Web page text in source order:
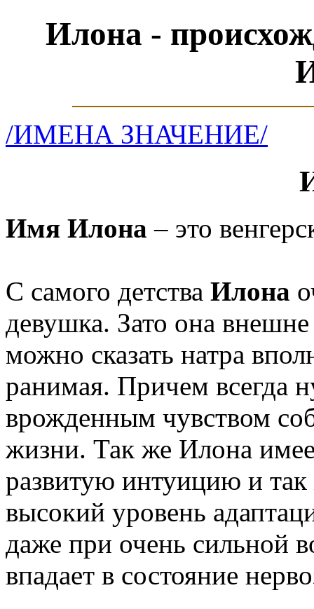
Илона -
/ИМЕНА ЗНАЧЕНИЕ/
Имя Илона – это
С самого детства Илона
девушка. Зато она
можно сказать натра
ранимая. Причем всегда
врожденным чувством
жизни. Так же Илона
развитую интуицию и так
высокий уровень
даже при очень сильной
впадает в состояние